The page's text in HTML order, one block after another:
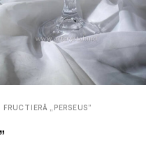
FRUCTIERĂ „PERSEUS”